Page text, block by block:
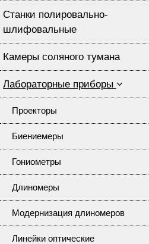
Станки полировально-
шлифовальные
Камеры соляного тумана
Лабораторные приборы
Проекторы
Биениемеры
Гониометры
Длиномеры
Модернизация длиномеров
Линейки оптические